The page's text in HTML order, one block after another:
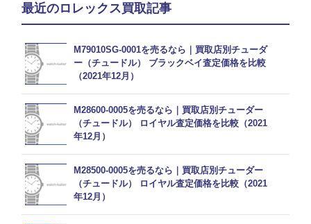
最近のロレックス買取記事
M79010SG-0001を売るなら｜買取店別チューダ
ー（チュードル） ブラックベイ査定価格を比較
（2021年12月）
M28600-0005を売るなら｜買取店別チューダー
（チュードル） ロイヤル査定価格を比較（2021
年12月）
M28500-0005を売るなら｜買取店別チューダー
（チュードル） ロイヤル査定価格を比較（2021
年12月）